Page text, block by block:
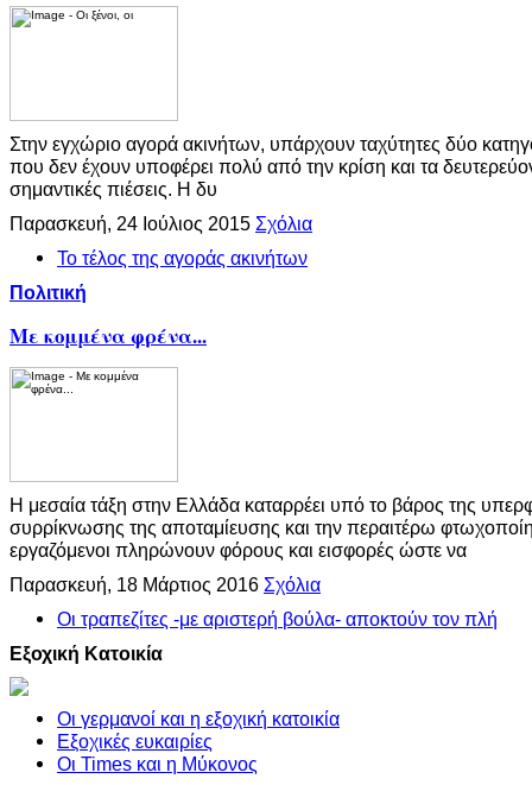
Στην εγχώριο αγορά ακινήτων, υπάρχουν ταχύτητες δύο
που δεν έχουν υποφέρει πολύ από την κρίση και τα
σημαντικές πιέσεις. Η δυ
Παρασκευή, 24 Ιούλιος 2015 Σχόλια
Το τέλος της αγοράς ακινήτων
Πολιτική
Με κομμένα φρένα...
Η μεσαία τάξη στην Ελλάδα καταρρέει υπό το βάρος της
συρρίκνωσης της αποταμίευσης και την περαιτέρω
εργαζόμενοι πληρώνουν φόρους και εισφορές ώστε να
Παρασκευή, 18 Μάρτιος 2016 Σχόλια
Οι τραπεζίτες -με αριστερή βούλα- αποκτούν τον πλή
Εξοχική Κατοικία
Οι γερμανοί και η εξοχική κατοικία
Εξοχικές ευκαιρίες
Οι Times και η Μύκονος